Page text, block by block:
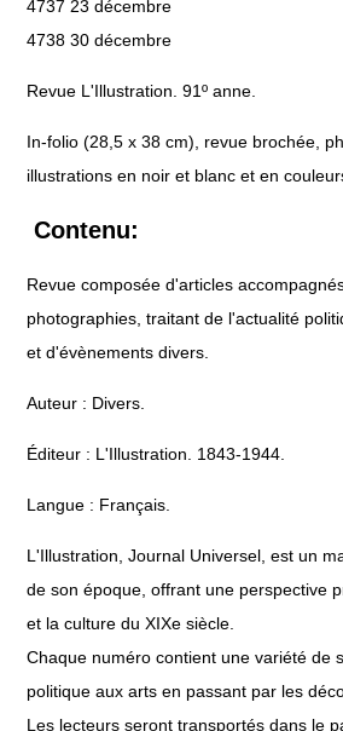
4737 23 décembre
4738 30 décembre
Revue L'Illustration. 91º anne.
In-folio (28,5 x 38 cm), revue brochée,
illustrations en noir et blanc et en
Contenu:
Revue composée d'articles
photographies, traitant de l'actualité
et d'évènements divers.
Auteur : Divers.
Éditeur : L'Illustration. 1843-1944.
Langue : Français.
L'Illustration, Journal Universel, est un
de son époque, offrant une perspective
et la culture du XIXe siècle.
Chaque numéro contient une variété de
politique aux arts en passant par les
Les lecteurs seront transportés dans le